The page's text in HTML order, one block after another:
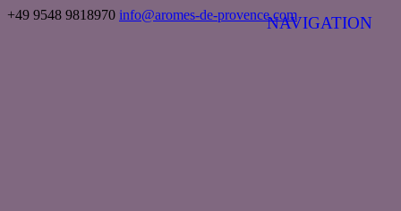
+49 9548 9818970 info@aromes-de-provence.com